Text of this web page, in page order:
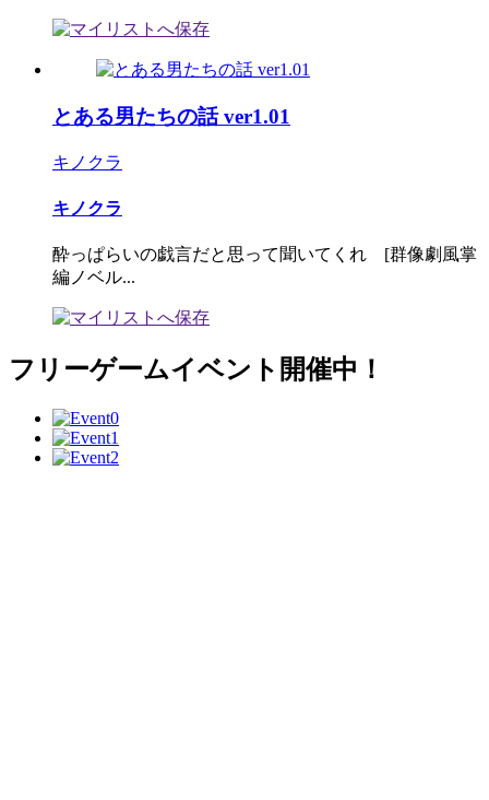
とある男たちの話 ver1.01
キノクラ
キノクラ
酔っぱらいの戯言だと思って聞いてくれ [群像劇風掌
編ノベル...
フリーゲームイベント開催中！